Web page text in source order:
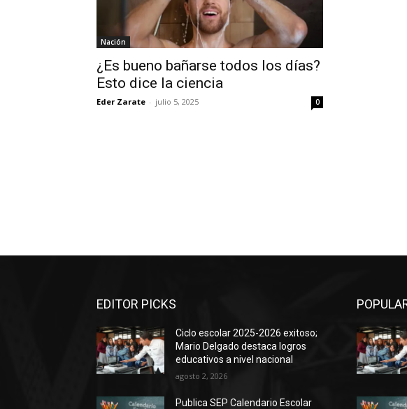
Nación
¿Es bueno bañarse todos los días?
Esto dice la ciencia
Eder Zarate - julio 5, 2025 0
EDITOR PICKS
Ciclo escolar 2025-2026 exitoso;
Mario Delgado destaca logros
educativos a nivel nacional
agosto 2, 2026
Publica SEP Calendario Escolar